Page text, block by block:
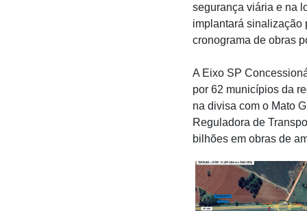
segurança viária e na
implantará sinalização
cronograma de obras
A Eixo SP
por 62 municípios da
na divisa com o Mato
Reguladora de
bilhões em obras de